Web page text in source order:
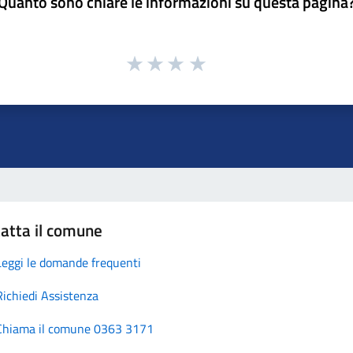
il comune
le domande frequenti
Assistenza
il comune 0363 3171